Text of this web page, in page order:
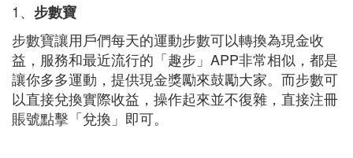
1、 步數寶
步數寶讓用戶們每天的運動步數可以轉換為現金收
益，服務和最近流行的「趣步」APP非常相似，都是
讓你多多運動，提供現金獎勵來鼓勵大家。而步數可
以直接兌換實際收益，操作起來並不復雜，直接注冊
賬號點擊「兌換」即可。